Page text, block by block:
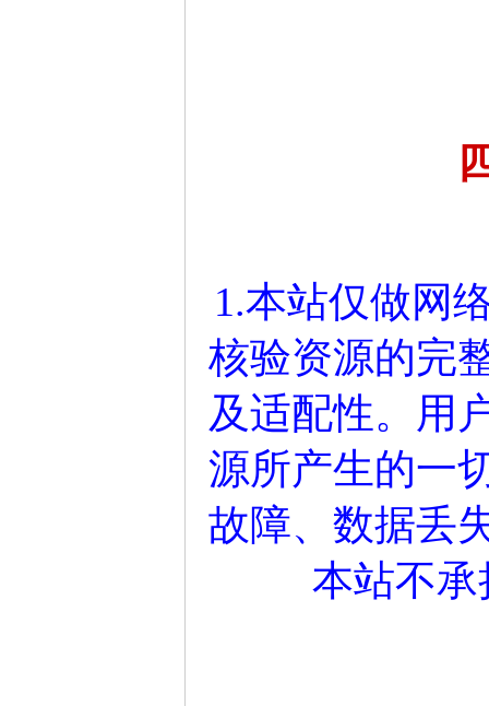
1.本站仅做网
核验资源的完
及适配性。用
源所产生的一
故障、数据丢
本站不